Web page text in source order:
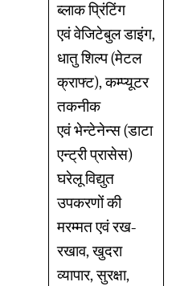
ब्लाक प्रिंटिंग
एवं वेजिटेबुल डाइंग,
धातु शिल्प (मेटल
क्राफ्ट), कम्प्यूटर
तकनीक
एवं भेन्टेनेन्स (डाटा
एन्ट्री प्रासेस)
घरेलू विद्युत
उपकरणों की
मरम्मत एवं रख-
रखाव, खुदरा
व्यापार, सुरक्षा,